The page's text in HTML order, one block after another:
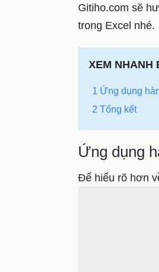
Gitiho.com sẽ
trong Excel nhé.
XEM NHANH
1 Ứng dụng
2 Tổng kết
Ứng dụng
Để hiểu rõ hơn